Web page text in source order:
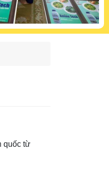
quốc từ